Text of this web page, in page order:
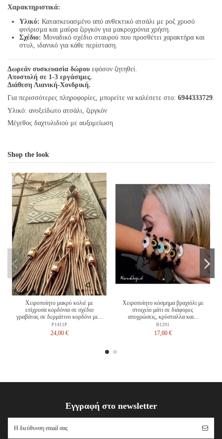
Χαρακτηριστικά:
Υλικό: Κατασκευασμένο από ανθεκτικό ατσάλι με ροζ χρυσό
φινίρισμα και μαύρα ζιργκόν για μακροχρόνια χρήση.
Σχέδιο: Μοναδικό σχέδιο σταυρού που προσθέτει χαρακτήρα και
στυλ, ιδανικό για κάθε περίσταση.
Δωρεάν συσκευασία δώρου εφόσον ζητηθεί.
Αποστολή σε 1-3 εργάσιμες.
Διάθεση Λιανική-Χονδρική.
Για περισσότερες πληροφορίες, μπορείτε να καλέσετε στο: 6944333729.
Υλικό: ανοξείδωτο ατσάλι, ζιργκόν
Μέγεθος δαχτυλιδιού με αυξομείωση
Shop the look
Χειροποίητο μακρύ κολιέ με
επίχρυσα κορδόνια σε σχέδιο
γραβάτας σε δερμάτινο κορδόνι με...
P1411Ρ
24,00 €
Χειροποίητο κόσμημα βραχιόλι με
στοιχείο μάτι σε διάφορες
αποχρώσεις, κρύσταλλα και...
B1291
17,00 €
Εγγραφή στο newsletter